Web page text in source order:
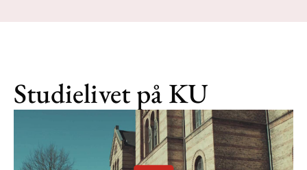
Studielivet på KU